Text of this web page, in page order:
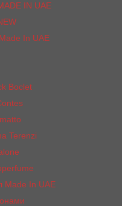
IN UAE
In UAE
Boclet
Terenzi
Made In UAE